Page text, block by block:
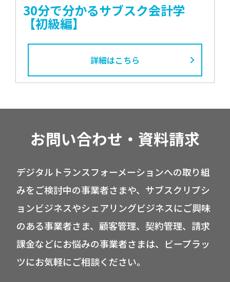
30分で分かるサブスク会計学
【初級編】
詳細はこちら
お問い合わせ・資料請求
デジタルトランスフォーメーションへの取り組
みをご検討中の事業者さまや、サブスクリプシ
ョンビジネスやシェアリングビジネスにご興味
のある事業者さま、顧客管理、契約管理、請求
課金などにお悩みの事業者さまは、ビープラッ
ツにお気軽にご相談ください。